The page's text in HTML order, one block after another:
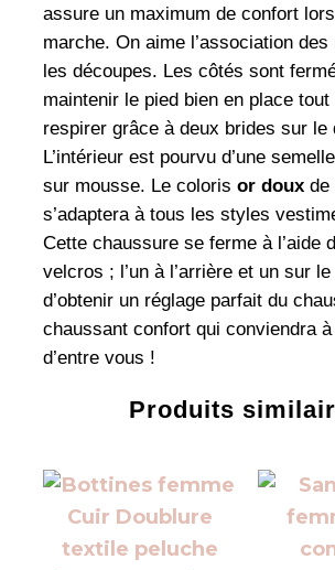
assure un maximum de confort
marche. On aime l’association
les découpes. Les côtés sont
maintenir le pied bien en place
respirer grâce à deux brides sur le
L’intérieur est pourvu d’une
sur mousse. Le coloris or doux de
s’adaptera à tous les styles
Cette chaussure se ferme à l’aide
velcros ; l’un à l’arrière et un sur
d’obtenir un réglage parfait du
chaussant confort qui conviendra
d’entre vous !
Produits